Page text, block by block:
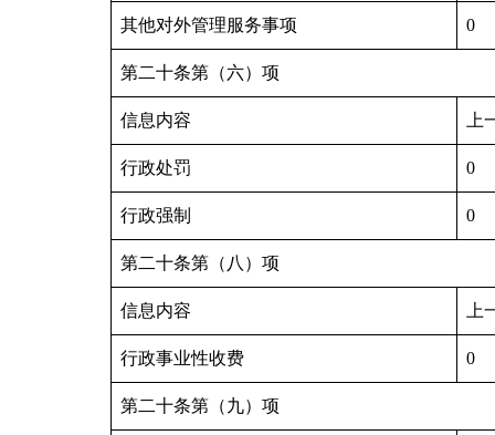
其他对外管理服务事项 0
第二十条第（六）项
信息内容 上
行政处罚 0
行政强制 0
第二十条第（八）项
信息内容 上
行政事业性收费 0
第二十条第（九）项